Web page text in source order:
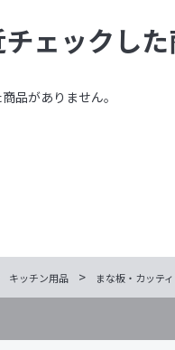
ェックし
品がありません。
キッチン用品 > まな板・カッテ